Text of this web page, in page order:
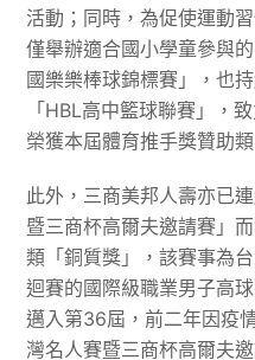
活動；同時，為促使運動
僅舉辦適合國小學童參與
國樂樂棒球錦標賽」，也
「HBL高中籃球聯賽」，
榮獲本屆體育推手獎贊助
此外，三商美邦人壽亦已
暨三商杯高爾夫邀請賽」
類「銅質獎」，該賽事為
迴賽的國際級職業男子高
邁入第36屆，前二年因疫
灣名人賽暨三商杯高爾夫